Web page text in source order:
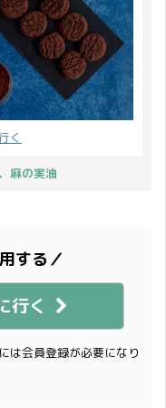
く
麻の実油
する／
行く
は会員登録が必要になり